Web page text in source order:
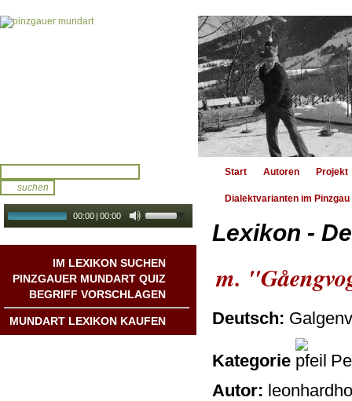
00:00 | 00:00
IM LEXIKON SUCHEN
PINZGAUER MUNDART QUIZ
BEGRIFF VORSCHLAGEN
MUNDART LEXIKON KAUFEN
Start Autoren Projekt
Dialektvarianten im Pinzgau
Lexikon -
m.
Deutsch:
Kategorie
Autor: